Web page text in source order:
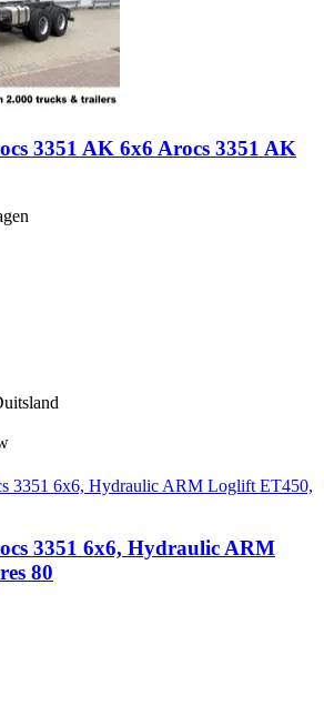
3351 AK 6x6 Arocs 3351 AK
3351 6x6, Hydraulic ARM
80